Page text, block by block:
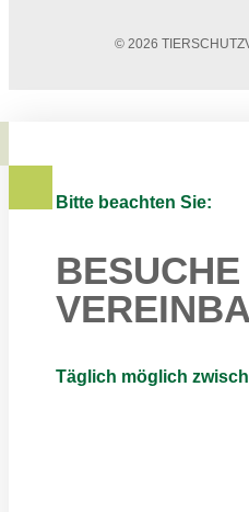
© 2026
Bitte beachten Sie:
BESUCHE
Täglich möglich